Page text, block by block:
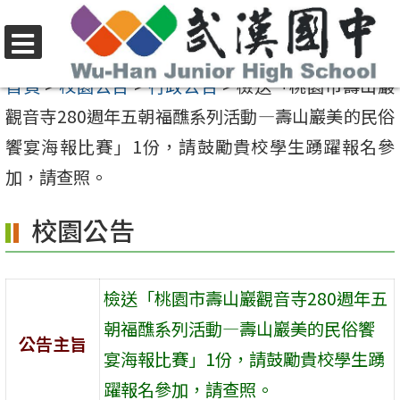
至
要
內
容
選
單
首頁>校園公告>行政公告>檢送「桃園市壽山巖
觀音寺280週年五朝福醮系列活動—壽山巖美的民俗
饗宴海報比賽」1份，請鼓勵貴校學生踴躍報名參
加，請查照。
校園公告
公告主旨
檢送「桃園市壽山巖觀音寺280週年五
朝福醮系列活動—壽山巖美的民俗饗
宴海報比賽」1份，請鼓勵貴校學生踴
躍報名參加，請查照。